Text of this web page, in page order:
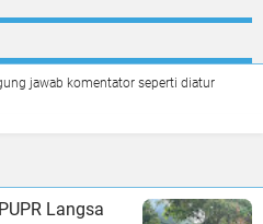
jawab komentator seperti diatur
Langsa